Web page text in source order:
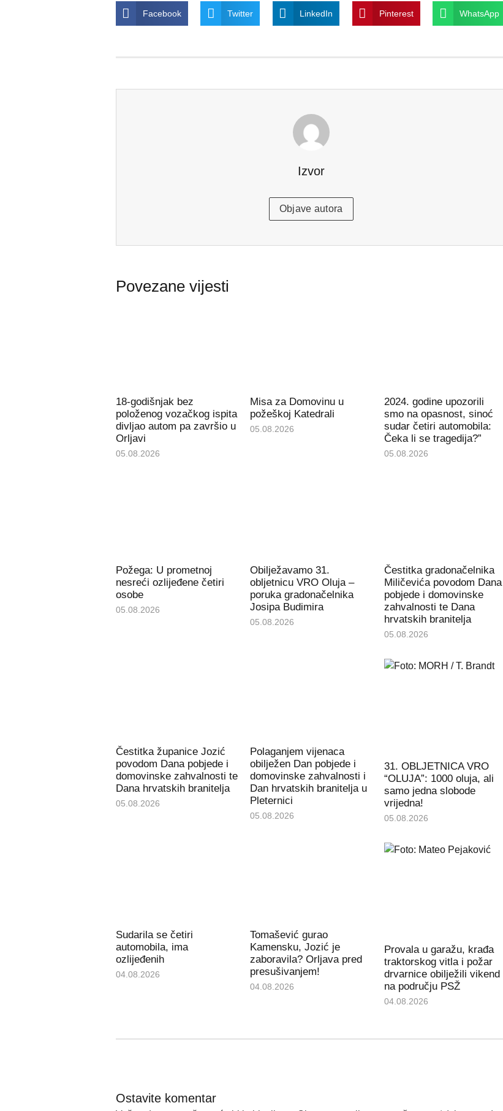
Facebook Twitter LinkedIn Pinterest WhatsApp
Izvor
Objave autora
Povezane vijesti
18-godišnjak bez
položenog vozačkog ispita
divljao autom pa završio u
Orljavi
05.08.2026
Misa za Domovinu u
požeškoj Katedrali
05.08.2026
2024. godine upozorili
smo na opasnost, sinoć
sudar četiri automobila:
Čeka li se tragedija?”
05.08.2026
Požega: U prometnoj
nesreći ozlijeđene četiri
osobe
05.08.2026
Obilježavamo 31.
obljetnicu VRO Oluja –
poruka gradonačelnika
Josipa Budimira
05.08.2026
Čestitka gradonačelnika
Miličevića povodom Dana
pobjede i domovinske
zahvalnosti te Dana
hrvatskih branitelja
05.08.2026
Čestitka županice Jozić
povodom Dana pobjede i
domovinske zahvalnosti te
Dana hrvatskih branitelja
05.08.2026
Polaganjem vijenaca
obilježen Dan pobjede i
domovinske zahvalnosti i
Dan hrvatskih branitelja u
Pleternici
05.08.2026
31. OBLJETNICA VRO
“OLUJA”: 1000 oluja, ali
samo jedna slobode
vrijedna!
05.08.2026
Sudarila se četiri
automobila, ima
ozlijeđenih
04.08.2026
Tomašević gurao
Kamensku, Jozić je
zaboravila? Orljava pred
presušivanjem!
04.08.2026
Provala u garažu, krađa
traktorskog vitla i požar
drvarnice obilježili vikend
na području PSŽ
04.08.2026
Ostavite komentar